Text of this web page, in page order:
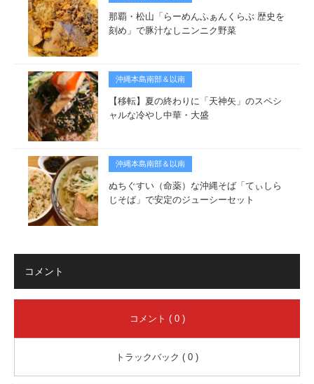
那覇・松山「らーめんふぁんくらぶ 歴史を
刻め」で豚汁なしニンニク野菜
沖縄本島南部＆以南
【移転】夏の終わりに「天神矢」のスペシ
ャルな冷やし中華・大盛
沖縄本島南部＆以南
ぬちぐすい（命薬）な沖縄そば「てぃしら
じそば」で安定のジューシーセット
コメント
コメント ( 0 )
トラックバック ( 0 )